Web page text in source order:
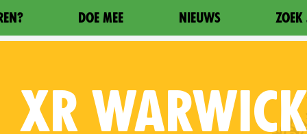
DOE MEE NIEUWS ZOEK
XR